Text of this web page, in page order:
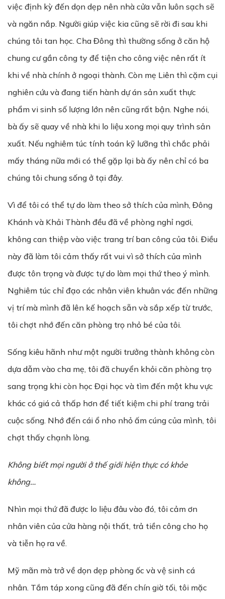
việc định kỳ đến dọn dẹp nên nhà cửa vẫn luôn sạch sẽ
và ngăn nắp. Người giúp việc kia cũng sẽ rời đi sau khi
chúng tôi tan học. Cha Đông thì thường sống ở căn hộ
chung cư gần công ty để tiện cho công việc nên rất ít
khi về nhà chính ở ngoại thành. Còn mẹ Liên thì cặm cụi
nghiên cứu và đang tiến hành dự án sản xuất thực
phẩm vi sinh số lượng lớn nên cũng rất bận. Nghe nói,
bà ấy sẽ quay về nhà khi lo liệu xong mọi quy trình sản
xuất. Nếu nghiêm túc tính toán kỹ lưỡng thì chắc phải
mấy tháng nữa mới có thể gặp lại bà ấy nên chỉ có ba
chúng tôi chung sống ở tại đây.
Vì để tôi có thể tự do làm theo sở thích của mình, Đông
Khánh và Khải Thành đều đã về phòng nghỉ ngơi,
không can thiệp vào việc trang trí ban công của tôi. Điều
này đã làm tôi cảm thấy rất vui vì sở thích của mình
được tôn trọng và được tự do làm mọi thứ theo ý mình.
Nghiêm túc chỉ đạo các nhân viên khuân vác đến những
vị trí mà mình đã lên kế hoạch sẵn và sắp xếp từ trước,
tôi chợt nhớ đến căn phòng trọ nhỏ bé của tôi.
Sống kiêu hãnh như một người trưởng thành không còn
dựa dẫm vào cha mẹ, tôi đã chuyển khỏi căn phòng trọ
sang trọng khi còn học Đại học và tìm đến một khu vực
khác có giá cả thấp hơn để tiết kiệm chi phí trang trải
cuộc sống. Nhớ đến cái ổ nho nhỏ ấm cúng của mình, tôi
chợt thấy chạnh lòng.
Không biết mọi người ở thế giới hiện thực có khỏe
không…
Nhìn mọi thứ đã được lo liệu đâu vào đó, tôi cảm ơn
nhân viên của cửa hàng nội thất, trả tiền công cho họ
và tiễn họ ra về.
Mỹ mãn mà trở về dọn dẹp phòng ốc và vệ sinh cá
nhân. Tắm táp xong cũng đã đến chín giờ tối, tôi mặc